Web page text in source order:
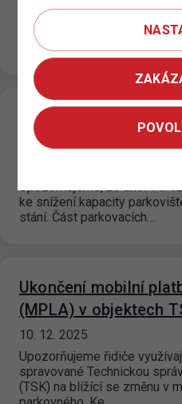
Upozorňujeme, že v
prázdnin bude na některých
oprávnění upravena
Dočasné snížení
parkování v garážích
Upozorňujeme, že dne: 14.
ke snížení kapacity
stání. Část parkovacích…
Ukončení mobilní
(MPLA) v objektech
10. 12. 2025
Upozorňujeme řidiče
spravované Technickou
(TSK) na blížící se změnu v